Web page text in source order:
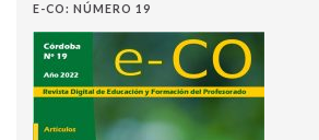
E-CO: NÚMERO 19